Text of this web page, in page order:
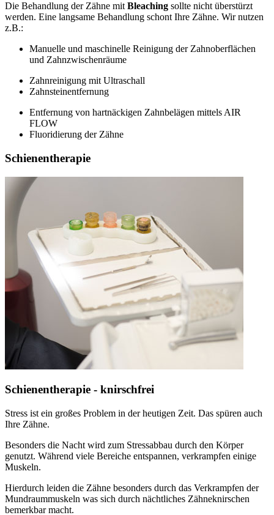
Die Behandlung der Zähne mit Bleaching sollte nicht überstürzt
werden. Eine langsame Behandlung schont Ihre Zähne. Wir nutzen
z.B.:
Manuelle und maschinelle Reinigung der Zahnoberflächen
und Zahnzwischenräume
Zahnreinigung mit Ultraschall
Zahnsteinentfernung
Entfernung von hartnäckigen Zahnbelägen mittels AIR
FLOW
Fluoridierung der Zähne
Schienentherapie
Schienentherapie - knirschfrei
Stress ist ein großes Problem in der heutigen Zeit. Das spüren auch
Ihre Zähne.
Besonders die Nacht wird zum Stressabbau durch den Körper
genutzt. Während viele Bereiche entspannen, verkrampfen einige
Muskeln.
Hierdurch leiden die Zähne besonders durch das Verkrampfen der
Mundraummuskeln was sich durch nächtliches Zähneknirschen
bemerkbar macht.